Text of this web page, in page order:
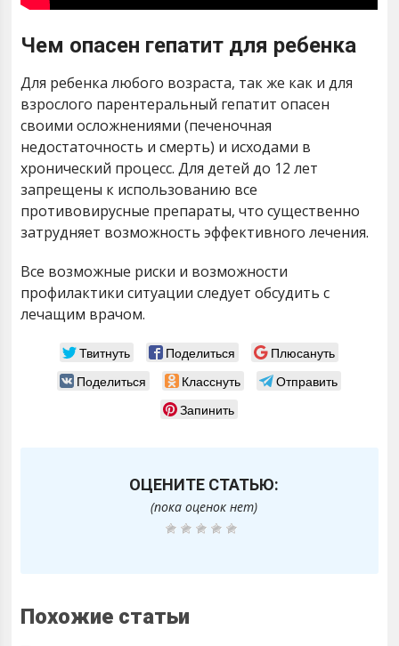
Чем опасен гепатит для ребенка
Для ребенка любого возраста, так же как и для
взрослого парентеральный гепатит опасен
своими осложнениями (печеночная
недостаточность и смерть) и исходами в
хронический процесс. Для детей до 12 лет
запрещены к использованию все
противовирусные препараты, что существенно
затрудняет возможность эффективного лечения.
Все возможные риски и возможности
профилактики ситуации следует обсудить с
лечащим врачом.
Твитнуть Поделиться
Плюсануть
Поделиться
Класснуть
Отправить
Запинить
ОЦЕНИТЕ СТАТЬЮ:
(пока оценок нет)
Похожие статьи